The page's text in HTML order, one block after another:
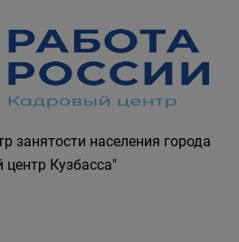
органы и службы
казенное учреждение
занятости населения города
Кузбасса"